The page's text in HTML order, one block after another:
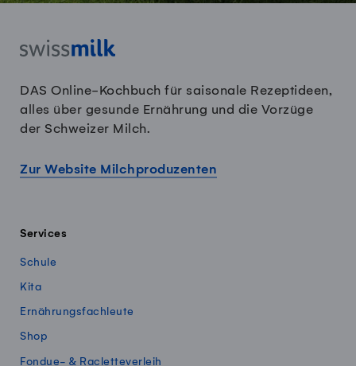
DAS Online-Kochbuch für saisonale Rezeptideen,
alles über gesunde Ernährung und die Vorzüge
der Schweizer Milch.
Zur Website Milchproduzenten
Services
Schule
Kita
Ernährungsfachleute
Shop
Fondue- & Racletteverleih